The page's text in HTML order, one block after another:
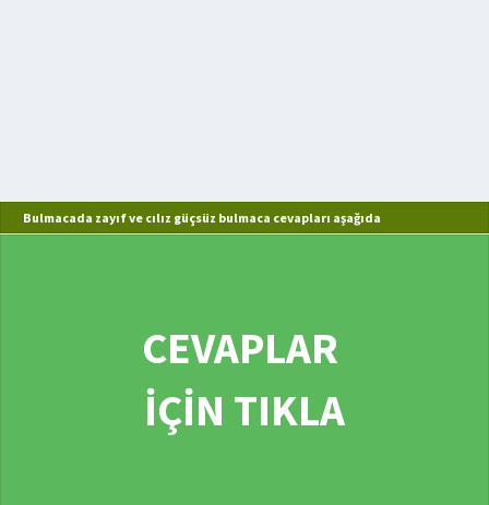
Bulmacada zayıf ve cılız güçsüz bulmaca cevapları aşağıda
CEVAPLAR
İÇİN TIKLA